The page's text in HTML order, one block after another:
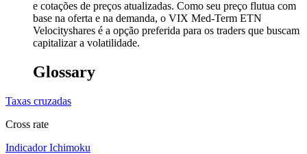
e cotações de preços atualizadas. Como seu preço flutua com
base na oferta e na demanda, o VIX Med-Term ETN
Velocityshares é a opção preferida para os traders que buscam
capitalizar a volatilidade.
Glossary
Taxas cruzadas
Cross rate
Indicador Ichimoku